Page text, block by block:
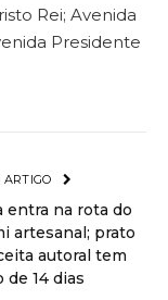
Rei; Avenida
Presidente
ARTIGO
entra na rota do
artesanal; prato
autoral tem
de 14 dias